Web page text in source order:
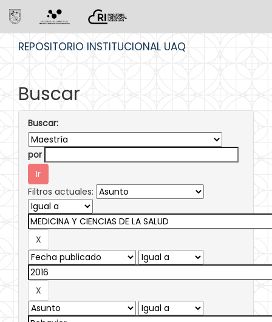
REPOSITORIO INSTITUCIONAL UAQ
Buscar
Buscar:
por
Filtros actuales: